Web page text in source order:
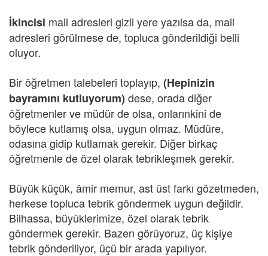
İkincisi mail adresleri gizli yere yazılsa da, mail
adresleri görülmese de, topluca gönderildiği belli
oluyor.
Bir öğretmen talebeleri toplayıp, (Hepinizin
bayramını kutluyorum) dese, orada diğer
öğretmenler ve müdür de olsa, onlarınkini de
böylece kutlamış olsa, uygun olmaz. Müdüre,
odasına gidip kutlamak gerekir. Diğer birkaç
öğretmenle de özel olarak tebrikleşmek gerekir.
Büyük küçük, âmir memur, ast üst farkı gözetmeden,
herkese topluca tebrik göndermek uygun değildir.
Bilhassa, büyüklerimize, özel olarak tebrik
göndermek gerekir. Bazen görüyoruz, üç kişiye
tebrik gönderiliyor, üçü bir arada yapılıyor.